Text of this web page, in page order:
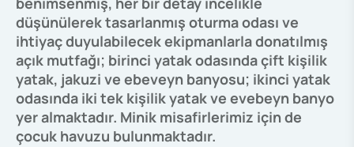
düşünülerek tasarlanmış oturma odası ve
ihtiyaç duyulabilecek ekipmanlarla donatılmış
açık mutfağı; birinci yatak odasında çift kişilik
yatak, jakuzi ve ebeveyn banyosu; ikinci yatak
odasında iki tek kişilik yatak ve evebeyn banyo
yer almaktadır. Minik misafirlerimiz için de
çocuk havuzu bulunmaktadır.